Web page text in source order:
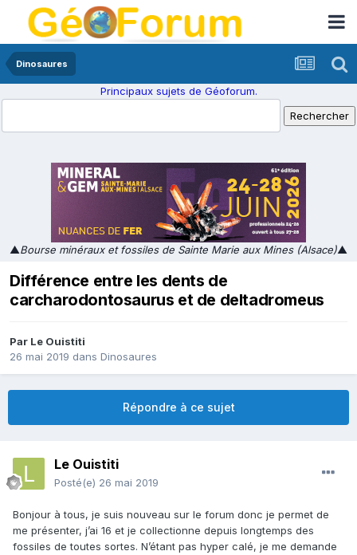
Dinosaures
Principaux sujets de Géoforum.
▲Bourse minéraux et fossiles de Sainte Marie aux Mines (Alsace)▲
Différence entre les dents de
carcharodontosaurus et de deltadromeus
Par Le Ouistiti
26 mai 2019 dans Dinosaures
Répondre à ce sujet
Le Ouistiti
Posté(e) 26 mai 2019
Bonjour à tous, je suis nouveau sur le forum donc je permet de
me présenter, j’ai 16 et je collectionne depuis longtemps des
fossiles de toutes sortes. N’étant pas hyper calé, je me demande